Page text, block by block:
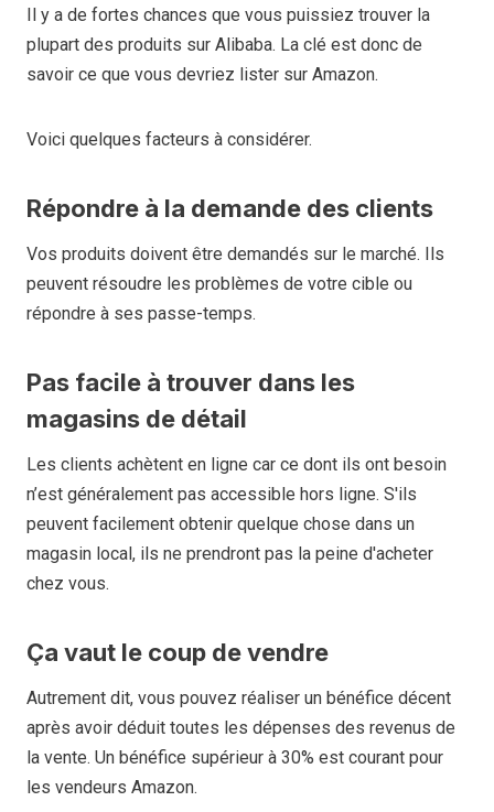
Il y a de fortes chances que vous puissiez trouver la
plupart des produits sur Alibaba. La clé est donc de
savoir ce que vous devriez lister sur Amazon.
Voici quelques facteurs à considérer.
Répondre à la demande des clients
Vos produits doivent être demandés sur le marché. Ils
peuvent résoudre les problèmes de votre cible ou
répondre à ses passe-temps.
Pas facile à trouver dans les
magasins de détail
Les clients achètent en ligne car ce dont ils ont besoin
n’est généralement pas accessible hors ligne. S'ils
peuvent facilement obtenir quelque chose dans un
magasin local, ils ne prendront pas la peine d'acheter
chez vous.
Ça vaut le coup de vendre
Autrement dit, vous pouvez réaliser un bénéfice décent
après avoir déduit toutes les dépenses des revenus de
la vente. Un bénéfice supérieur à 30% est courant pour
les vendeurs Amazon.